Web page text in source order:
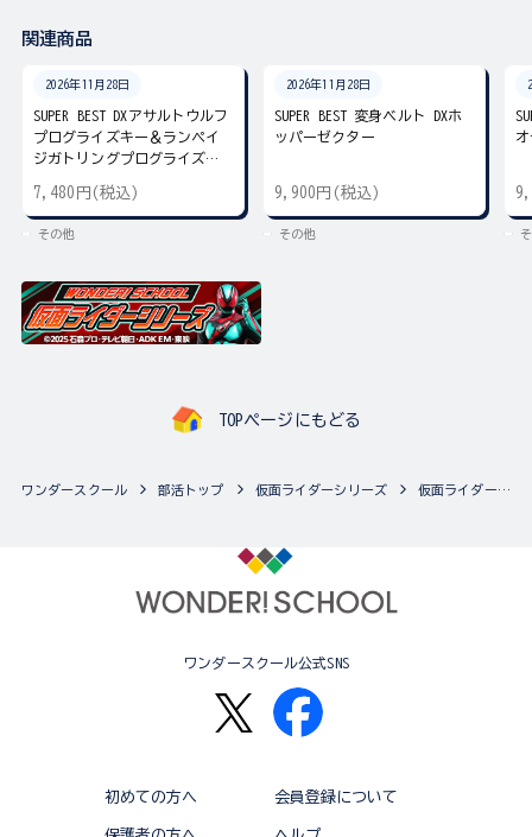
関連商品
2026年11月28日
SUPER BEST DXアサルトウルフ
プログライズキー＆ランペイ
ジガトリングプログライズキ
7,480円(税込)
その他
2026年11月28日
SUPER BEST 変身ベルト DXホ
ッパーゼクター
9,900円(税込)
その他
TOPページにもどる
ワンダースクール 部活トップ 仮面ライダーシリーズ 仮面ライダーシリーズの最新商品一覧
ワンダースクール公式SNS
初めての方へ 会員登録について